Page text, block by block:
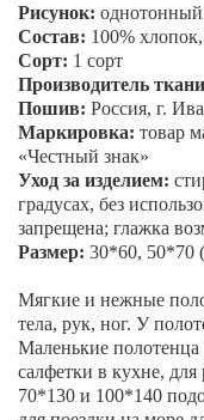
Рисунок: однотонный
Состав: 100%
Сорт: 1 сорт
Производитель
Пошив: Россия, г.
Маркировка: товар
«Честный знак»
Уход за изделием:
градусах, без
запрещена; глажка
Размер: 30*60, 50*70
Мягкие и нежные
тела, рук, ног. У
Маленькие
салфетки в кухне,
70*130 и 100*140